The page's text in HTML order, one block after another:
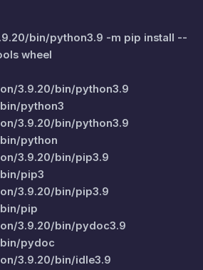
bin/python3.9 -m pip install --
wheel
3.9.20/bin/python3.9
python3
3.9.20/bin/python3.9
python
3.9.20/bin/pip3.9
pip3
3.9.20/bin/pip3.9
pip
3.9.20/bin/pydoc3.9
pydoc
3.9.20/bin/idle3.9